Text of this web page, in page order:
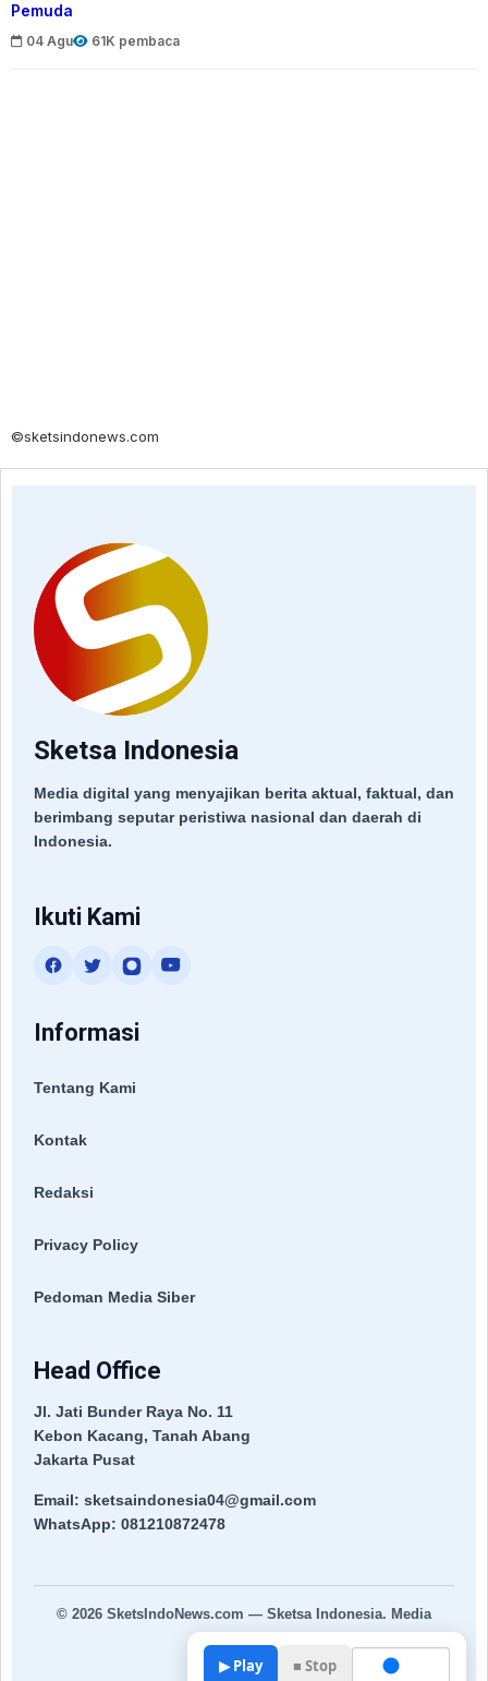
Pemuda
04 Agu 61K pembaca
©sketsindonews.com
Sketsa Indonesia
Media digital yang menyajikan berita aktual, faktual, dan
berimbang seputar peristiwa nasional dan daerah di
Indonesia.
Ikuti Kami
Informasi
Tentang Kami
Kontak
Redaksi
Privacy Policy
Pedoman Media Siber
Head Office
Jl. Jati Bunder Raya No. 11
Kebon Kacang, Tanah Abang
Jakarta Pusat
Email: sketsaindonesia04@gmail.com
WhatsApp: 081210872478
© 2026 SketsIndoNews.com — Sketsa Indonesia. Media
▶ Play ■ Stop